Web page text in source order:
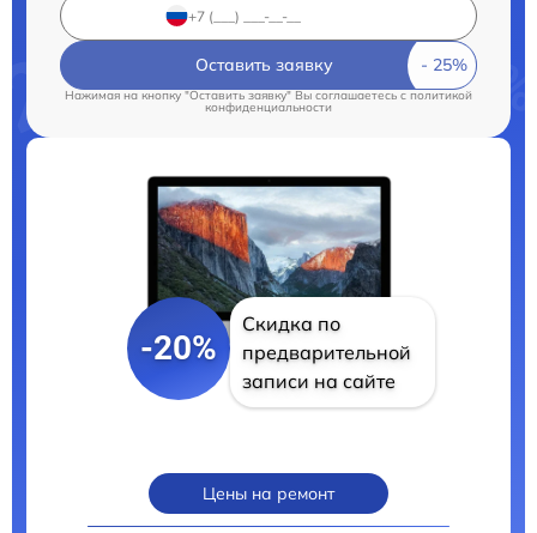
Оставить заявку
Нажимая на кнопку "Оставить заявку" Вы соглашаетесь cполитикой
конфиденциальности
-20%
Скидка по
предварительной
записи на сайте
Цены на ремонт